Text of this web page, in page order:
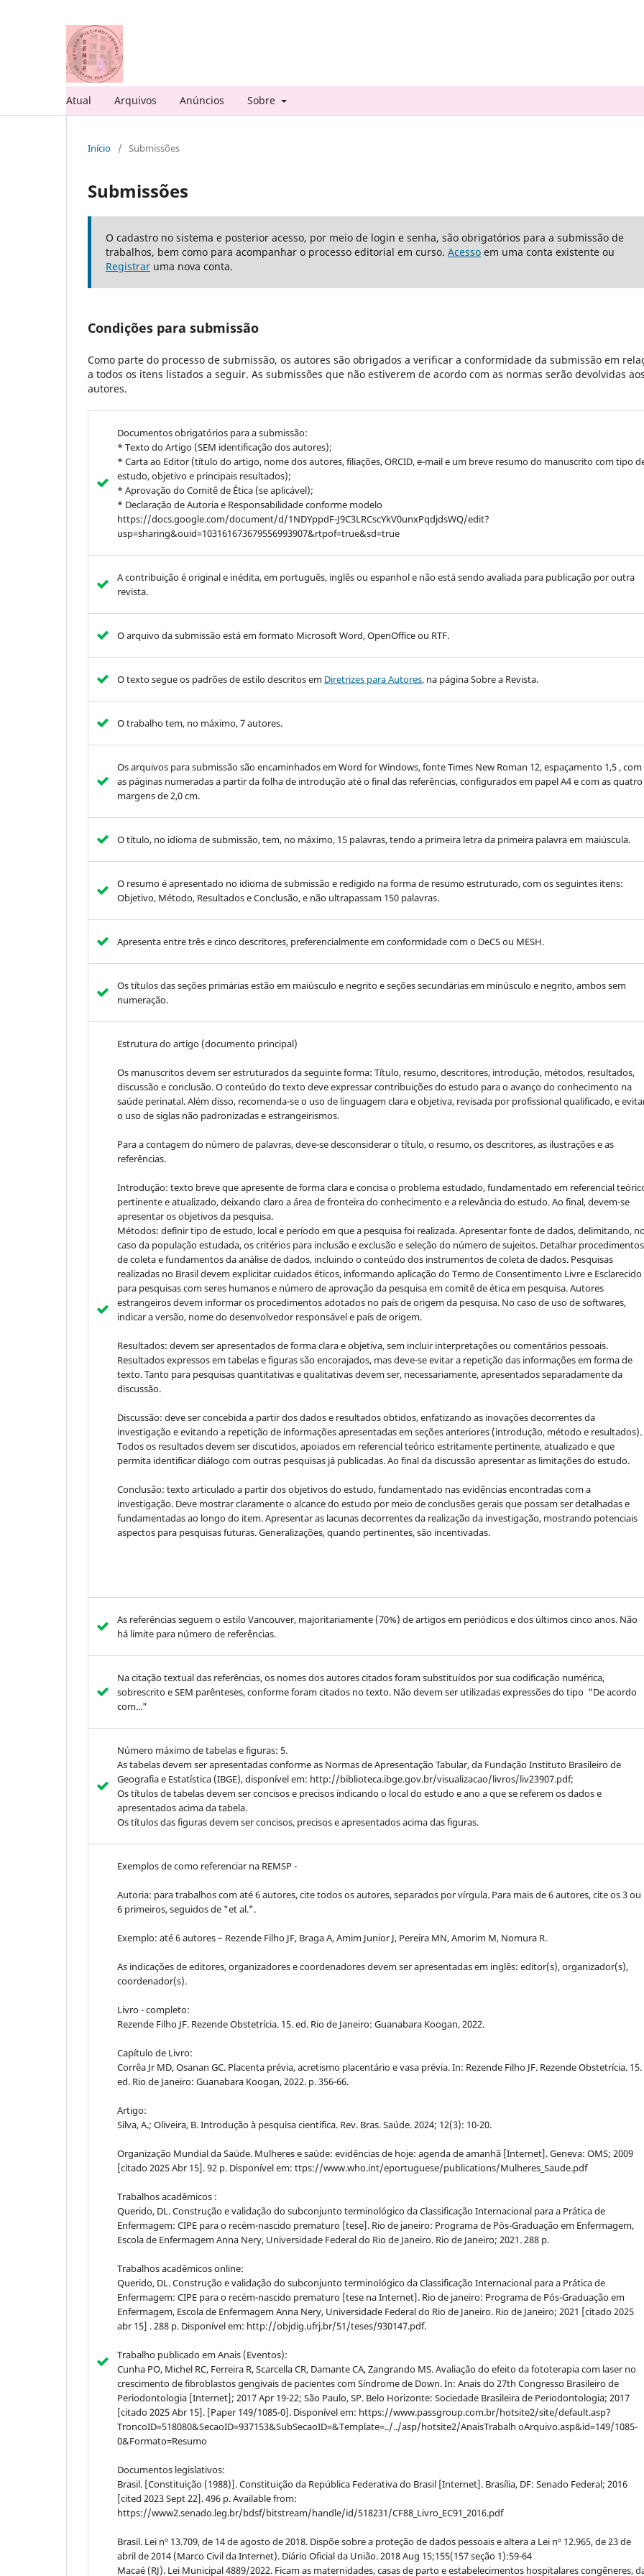
Atual Arquivos Anúncios Sobre
Início / Submissões
Submissões
O cadastro no sistema e posterior acesso, por meio de login e senha, são obrigatórios para a submissão de
trabalhos, bem como para acompanhar o processo editorial em curso. Acesso em uma conta existente ou
Registrar uma nova conta.
Condições para submissão
Como parte do processo de submissão, os autores são obrigados a verificar a conformidade da submissão em
a todos os itens listados a seguir. As submissões que não estiverem de acordo com as normas serão devolvidas aos
autores.
Documentos obrigatórios para a submissão:
* Texto do Artigo (SEM identificação dos autores);
* Carta ao Editor (título do artigo, nome dos autores, filiações, ORCID, e-mail e um breve resumo do manuscrito com tipo
estudo, objetivo e principais resultados);
* Aprovação do Comitê de Ética (se aplicável);
* Declaração de Autoria e Responsabilidade conforme modelo
https://docs.google.com/document/d/1NDYppdF-J9C3LRCscYkV0unxPqdjdsWQ/edit?
usp=sharing&ouid=103161673679556993907&rtpof=true&sd=true
A contribuição é original e inédita, em português, inglês ou espanhol e não está sendo avaliada para publicação por outra
revista.
O arquivo da submissão está em formato Microsoft Word, OpenOffice ou RTF.
O texto segue os padrões de estilo descritos em Diretrizes para Autores, na página Sobre a Revista.
O trabalho tem, no máximo, 7 autores.
Os arquivos para submissão são encaminhados em Word for Windows, fonte Times New Roman 12, espaçamento 1,5 , com
as páginas numeradas a partir da folha de introdução até o final das referências, configurados em papel A4 e com as quatro
margens de 2,0 cm.
O título, no idioma de submissão, tem, no máximo, 15 palavras, tendo a primeira letra da primeira palavra em maiúscula.
O resumo é apresentado no idioma de submissão e redigido na forma de resumo estruturado, com os seguintes itens:
Objetivo, Método, Resultados e Conclusão, e não ultrapassam 150 palavras.
Apresenta entre três e cinco descritores, preferencialmente em conformidade com o DeCS ou MESH.
Os títulos das seções primárias estão em maiúsculo e negrito e seções secundárias em minúsculo e negrito, ambos sem
numeração.
Estrutura do artigo (documento principal)
Os manuscritos devem ser estruturados da seguinte forma: Título, resumo, descritores, introdução, métodos, resultados,
discussão e conclusão. O conteúdo do texto deve expressar contribuições do estudo para o avanço do conhecimento na
saúde perinatal. Além disso, recomenda-se o uso de linguagem clara e objetiva, revisada por profissional qualificado, e
o uso de siglas não padronizadas e estrangeirismos.
Para a contagem do número de palavras, deve-se desconsiderar o título, o resumo, os descritores, as ilustrações e as
referências.
Introdução: texto breve que apresente de forma clara e concisa o problema estudado, fundamentado em referencial
pertinente e atualizado, deixando claro a área de fronteira do conhecimento e a relevância do estudo. Ao final, devem-se
apresentar os objetivos da pesquisa.
Métodos: definir tipo de estudo, local e período em que a pesquisa foi realizada. Apresentar fonte de dados, delimitando,
caso da população estudada, os critérios para inclusão e exclusão e seleção do número de sujeitos. Detalhar procedimentos
de coleta e fundamentos da análise de dados, incluindo o conteúdo dos instrumentos de coleta de dados. Pesquisas
realizadas no Brasil devem explicitar cuidados éticos, informando aplicação do Termo de Consentimento Livre e Esclarecido
para pesquisas com seres humanos e número de aprovação da pesquisa em comitê de ética em pesquisa. Autores
estrangeiros devem informar os procedimentos adotados no país de origem da pesquisa. No caso de uso de softwares,
indicar a versão, nome do desenvolvedor responsável e país de origem.
Resultados: devem ser apresentados de forma clara e objetiva, sem incluir interpretações ou comentários pessoais.
Resultados expressos em tabelas e figuras são encorajados, mas deve-se evitar a repetição das informações em forma de
texto. Tanto para pesquisas quantitativas e qualitativas devem ser, necessariamente, apresentados separadamente da
discussão.
Discussão: deve ser concebida a partir dos dados e resultados obtidos, enfatizando as inovações decorrentes da
investigação e evitando a repetição de informações apresentadas em seções anteriores (introdução, método e resultados).
Todos os resultados devem ser discutidos, apoiados em referencial teórico estritamente pertinente, atualizado e que
permita identificar diálogo com outras pesquisas já publicadas. Ao final da discussão apresentar as limitações do estudo.
Conclusão: texto articulado a partir dos objetivos do estudo, fundamentado nas evidências encontradas com a
investigação. Deve mostrar claramente o alcance do estudo por meio de conclusões gerais que possam ser detalhadas e
fundamentadas ao longo do item. Apresentar as lacunas decorrentes da realização da investigação, mostrando potenciais
aspectos para pesquisas futuras. Generalizações, quando pertinentes, são incentivadas.
As referências seguem o estilo Vancouver, majoritariamente (70%) de artigos em periódicos e dos últimos cinco anos. Não
há limite para número de referências.
Na citação textual das referências, os nomes dos autores citados foram substituídos por sua codificação numérica,
sobrescrito e SEM parênteses, conforme foram citados no texto. Não devem ser utilizadas expressões do tipo "De acordo
com..."
Número máximo de tabelas e figuras: 5.
As tabelas devem ser apresentadas conforme as Normas de Apresentação Tabular, da Fundação Instituto Brasileiro de
Geografia e Estatística (IBGE), disponível em: http://biblioteca.ibge.gov.br/visualizacao/livros/liv23907.pdf;
Os títulos de tabelas devem ser concisos e precisos indicando o local do estudo e ano a que se referem os dados e
apresentados acima da tabela.
Os títulos das figuras devem ser concisos, precisos e apresentados acima das figuras.
Exemplos de como referenciar na REMSP -
Autoria: para trabalhos com até 6 autores, cite todos os autores, separados por vírgula. Para mais de 6 autores, cite os 3 ou
6 primeiros, seguidos de "et al.".
Exemplo: até 6 autores – Rezende Filho JF, Braga A, Amim Junior J, Pereira MN, Amorim M, Nomura R.
As indicações de editores, organizadores e coordenadores devem ser apresentadas em inglês: editor(s), organizador(s),
coordenador(s).
Livro - completo:
Rezende Filho JF. Rezende Obstetrícia. 15. ed. Rio de Janeiro: Guanabara Koogan, 2022.
Capítulo de Livro:
Corrêa Jr MD, Osanan GC. Placenta prévia, acretismo placentário e vasa prévia. In: Rezende Filho JF. Rezende Obstetrícia. 15.
ed. Rio de Janeiro: Guanabara Koogan, 2022. p. 356-66.
Artigo:
Silva, A.; Oliveira, B. Introdução à pesquisa científica. Rev. Bras. Saúde. 2024; 12(3): 10-20.
Organização Mundial da Saúde. Mulheres e saúde: evidências de hoje: agenda de amanhã [Internet]. Geneva: OMS; 2009
[citado 2025 Abr 15]. 92 p. Disponível em: ttps://www.who.int/eportuguese/publications/Mulheres_Saude.pdf
Trabalhos acadêmicos :
Querido, DL. Construção e validação do subconjunto terminológico da Classificação Internacional para a Prática de
Enfermagem: CIPE para o recém-nascido prematuro [tese]. Rio de janeiro: Programa de Pós-Graduação em Enfermagem,
Escola de Enfermagem Anna Nery, Universidade Federal do Rio de Janeiro. Rio de Janeiro; 2021. 288 p.
Trabalhos acadêmicos online:
Querido, DL. Construção e validação do subconjunto terminológico da Classificação Internacional para a Prática de
Enfermagem: CIPE para o recém-nascido prematuro [tese na Internet]. Rio de janeiro: Programa de Pós-Graduação em
Enfermagem, Escola de Enfermagem Anna Nery, Universidade Federal do Rio de Janeiro. Rio de Janeiro; 2021 [citado 2025
abr 15] . 288 p. Disponível em: http://objdig.ufrj.br/51/teses/930147.pdf.
Trabalho publicado em Anais (Eventos):
Cunha PO, Michel RC, Ferreira R, Scarcella CR, Damante CA, Zangrando MS. Avaliação do efeito da fototerapia com laser no
crescimento de fibroblastos gengivais de pacientes com Síndrome de Down. In: Anais do 27th Congresso Brasileiro de
Periodontologia [Internet]; 2017 Apr 19-22; São Paulo, SP. Belo Horizonte: Sociedade Brasileira de Periodontologia; 2017
[citado 2025 Abr 15]. [Paper 149/1085-0]. Disponível em: https://www.passgroup.com.br/hotsite2/site/default.asp?
TroncoID=518080&SecaoID=937153&SubSecaoID=&Template=../../asp/hotsite2/AnaisTrabalh oArquivo.asp&id=149/1085-
0&Formato=Resumo
Documentos legislativos:
Brasil. [Constituição (1988)]. Constituição da República Federativa do Brasil [Internet]. Brasília, DF: Senado Federal; 2016
[cited 2023 Sept 22]. 496 p. Available from:
https://www2.senado.leg.br/bdsf/bitstream/handle/id/518231/CF88_Livro_EC91_2016.pdf
Brasil. Lei nº 13.709, de 14 de agosto de 2018. Dispõe sobre a proteção de dados pessoais e altera a Lei nº 12.965, de 23 de
abril de 2014 (Marco Civil da Internet). Diário Oficial da União. 2018 Aug 15;155(157 seção 1):59-64
Macaé (RJ). Lei Municipal 4889/2022. Ficam as maternidades, casas de parto e estabelecimentos hospitalares congêneres,